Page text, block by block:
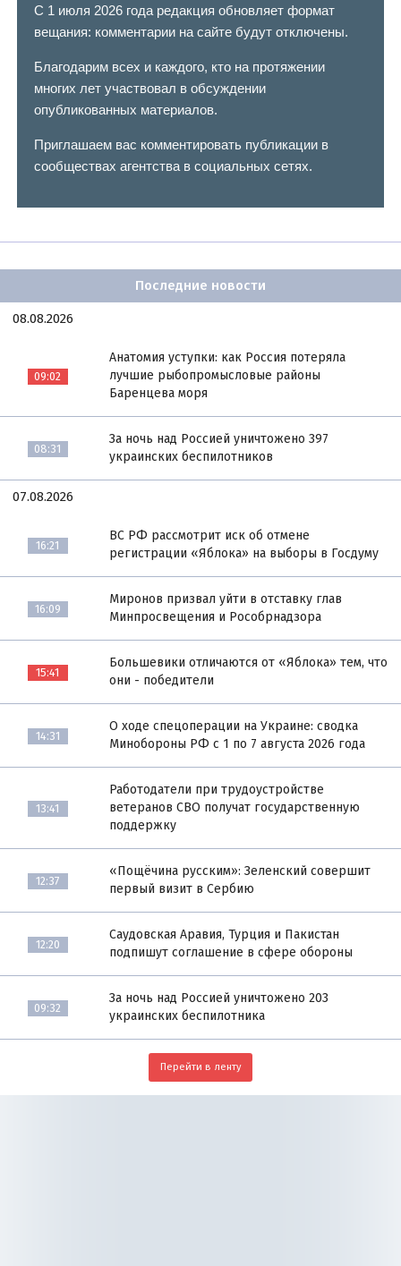
С 1 июля 2026 года редакция обновляет формат
вещания: комментарии на сайте будут отключены.
Благодарим всех и каждого, кто на протяжении
многих лет участвовал в обсуждении
опубликованных материалов.
Приглашаем вас комментировать публикации в
сообществах агентства в социальных сетях.
Последние новости
08.08.2026
09:02
Анатомия уступки: как Россия потеряла
лучшие рыбопромысловые районы
Баренцева моря
08:31
За ночь над Россией уничтожено 397
украинских беспилотников
07.08.2026
16:21
ВС РФ рассмотрит иск об отмене
регистрации «Яблока» на выборы в Госдуму
16:09
Миронов призвал уйти в отставку глав
Минпросвещения и Рособрнадзора
15:41
Большевики отличаются от «Яблока» тем, что
они - победители
14:31
О ходе спецоперации на Украине: сводка
Минобороны РФ с 1 по 7 августа 2026 года
13:41
Работодатели при трудоустройстве
ветеранов СВО получат государственную
поддержку
12:37
«Пощёчина русским»: Зеленский совершит
первый визит в Сербию
12:20
Саудовская Аравия, Турция и Пакистан
подпишут соглашение в сфере обороны
09:32
За ночь над Россией уничтожено 203
украинских беспилотника
Перейти в ленту